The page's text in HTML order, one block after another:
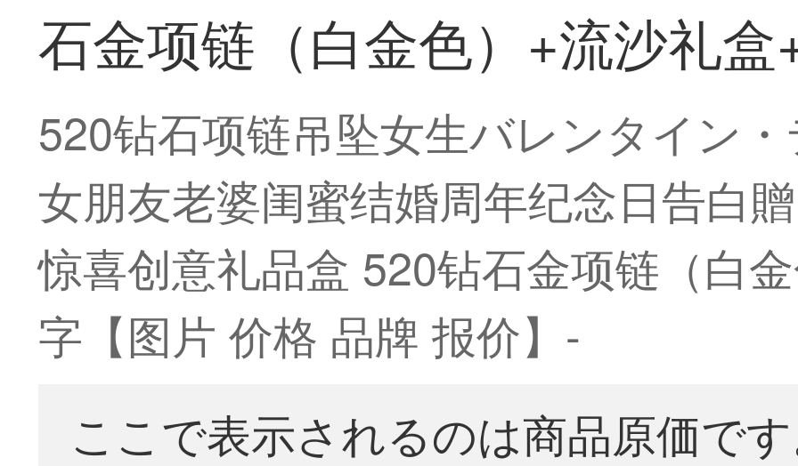
石金项链（白金色）+流沙礼盒
520钻石项链吊坠女生バレンタイン
女朋友老婆闺蜜结婚周年纪念日告白
惊喜创意礼品盒 520钻石金项链（白
字【图片 价格 品牌 报价】-
ここで表示されるのは商品原価で